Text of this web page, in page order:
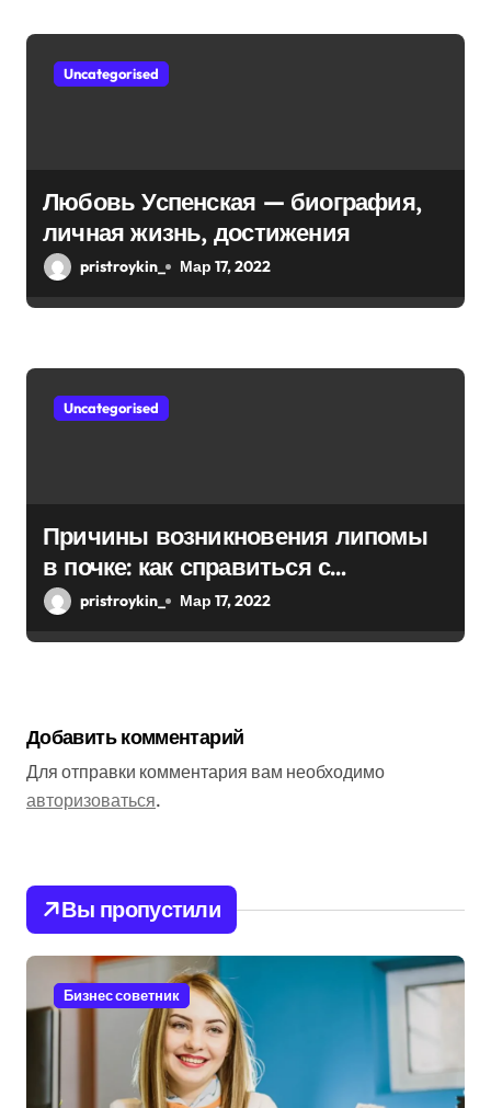
я
Uncategorised
Любовь Успенская — биография,
личная жизнь, достижения
pristroykin_ Мар 17, 2022
Uncategorised
Причины возникновения липомы
в почке: как справиться с
болезнью
pristroykin_ Мар 17, 2022
Добавить комментарий
Для отправки комментария вам необходимо
авторизоваться.
Вы пропустили
Бизнес советник